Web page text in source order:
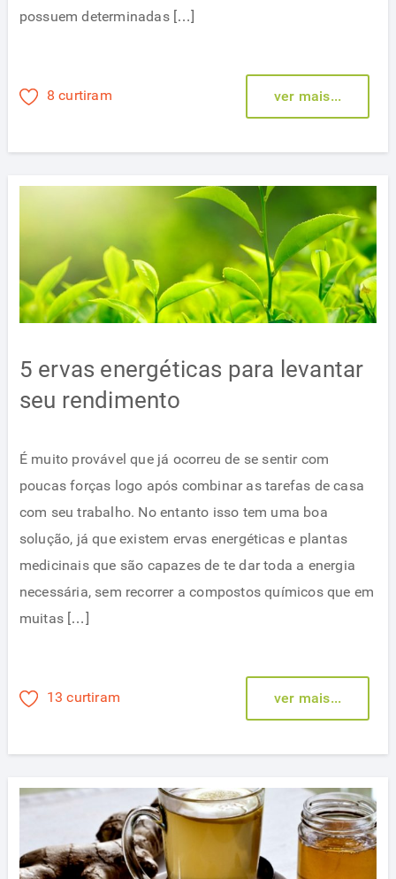
possuem determinadas […]
8 curtiram ver mais...
5 ervas energéticas para levantar
seu rendimento
É muito provável que já ocorreu de se sentir com
poucas forças logo após combinar as tarefas de casa
com seu trabalho. No entanto isso tem uma boa
solução, já que existem ervas energéticas e plantas
medicinais que são capazes de te dar toda a energia
necessária, sem recorrer a compostos químicos que em
muitas […]
13 curtiram ver mais...